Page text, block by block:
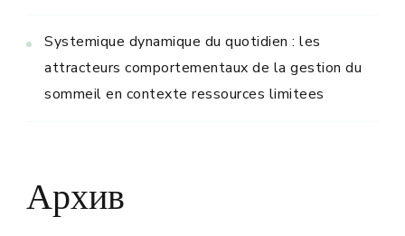
Systemique dynamique du quotidien : les
attracteurs comportementaux de la gestion du
sommeil en contexte ressources limitees
Архив